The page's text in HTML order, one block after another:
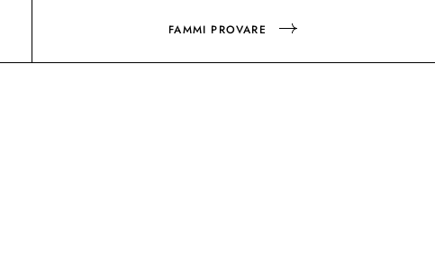
FAMMI PROVARE